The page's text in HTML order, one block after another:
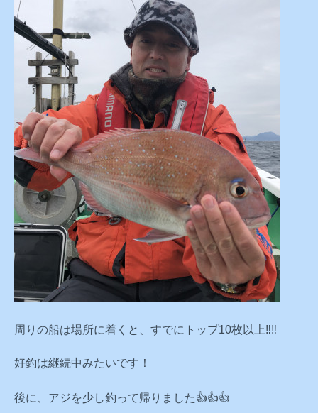
周りの船は場所に着くと、すでにトップ10枚以上‼️‼️
好釣は継続中みたいです！
後に、アジを少し釣って帰りました👍👍👍